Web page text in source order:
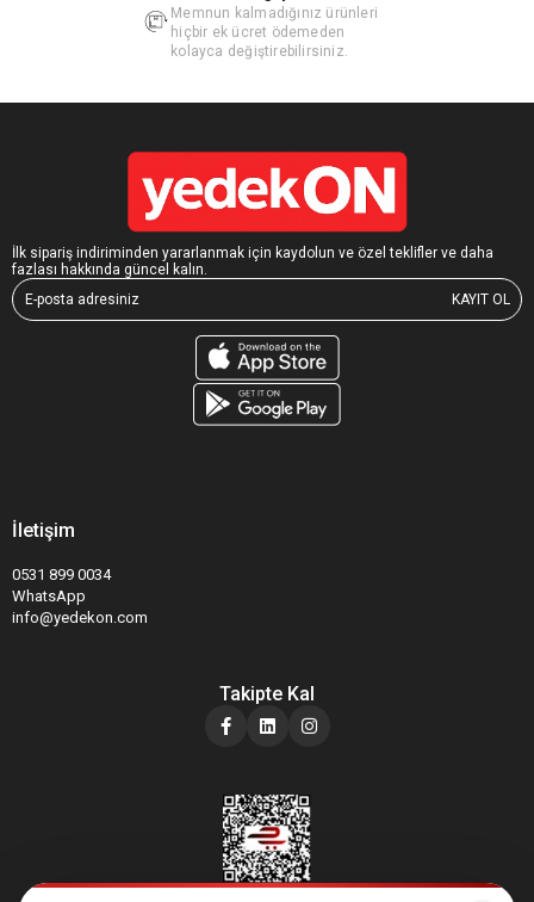
Memnun kalmadığınız ürünleri
hiçbir ek ücret ödemeden
kolayca değiştirebilirsiniz.
İlk sipariş indiriminden yararlanmak için kaydolun ve özel teklifler ve daha
fazlası hakkında güncel kalın.
KAYIT OL
İletişim
0531 899 0034
WhatsApp
info@yedekon.com
Takipte Kal